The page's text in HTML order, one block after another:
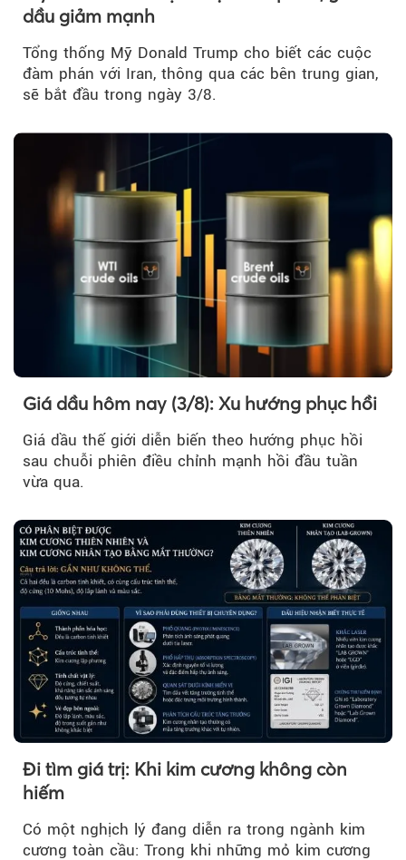
dầu giảm mạnh
Tổng thống Mỹ Donald Trump cho biết các cuộc
đàm phán với Iran, thông qua các bên trung gian,
sẽ bắt đầu trong ngày 3/8.
Giá dầu hôm nay (3/8): Xu hướng phục hồi
Giá dầu thế giới diễn biến theo hướng phục hồi
sau chuỗi phiên điều chỉnh mạnh hồi đầu tuần
vừa qua.
Đi tìm giá trị: Khi kim cương không còn
hiếm
Có một nghịch lý đang diễn ra trong ngành kim
cương toàn cầu: Trong khi những mỏ kim cương